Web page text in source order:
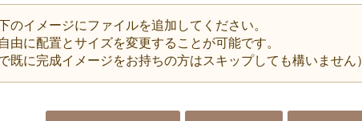
のイメージにファイルを追加してください。
由に配置とサイズを変更することが可能です。
既に完成イメージをお持ちの方はスキップしても構いません）